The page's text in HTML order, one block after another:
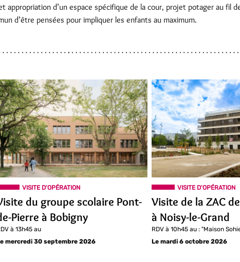
appropriation d’un espace spécifique de la cour, projet potager au fil
d’être pensées pour impliquer les enfants au maximum.
VISITE D'OPÉRATION
du groupe scolaire Pont-
Pierre à Bobigny
à 13h45 au
mercredi 30 septembre 2026
VISITE D'OPÉRATION
Visite de la ZAC
à Noisy-le-Grand
RDV à 10h45 au : "Maison
Le mardi 6 octobre 2026